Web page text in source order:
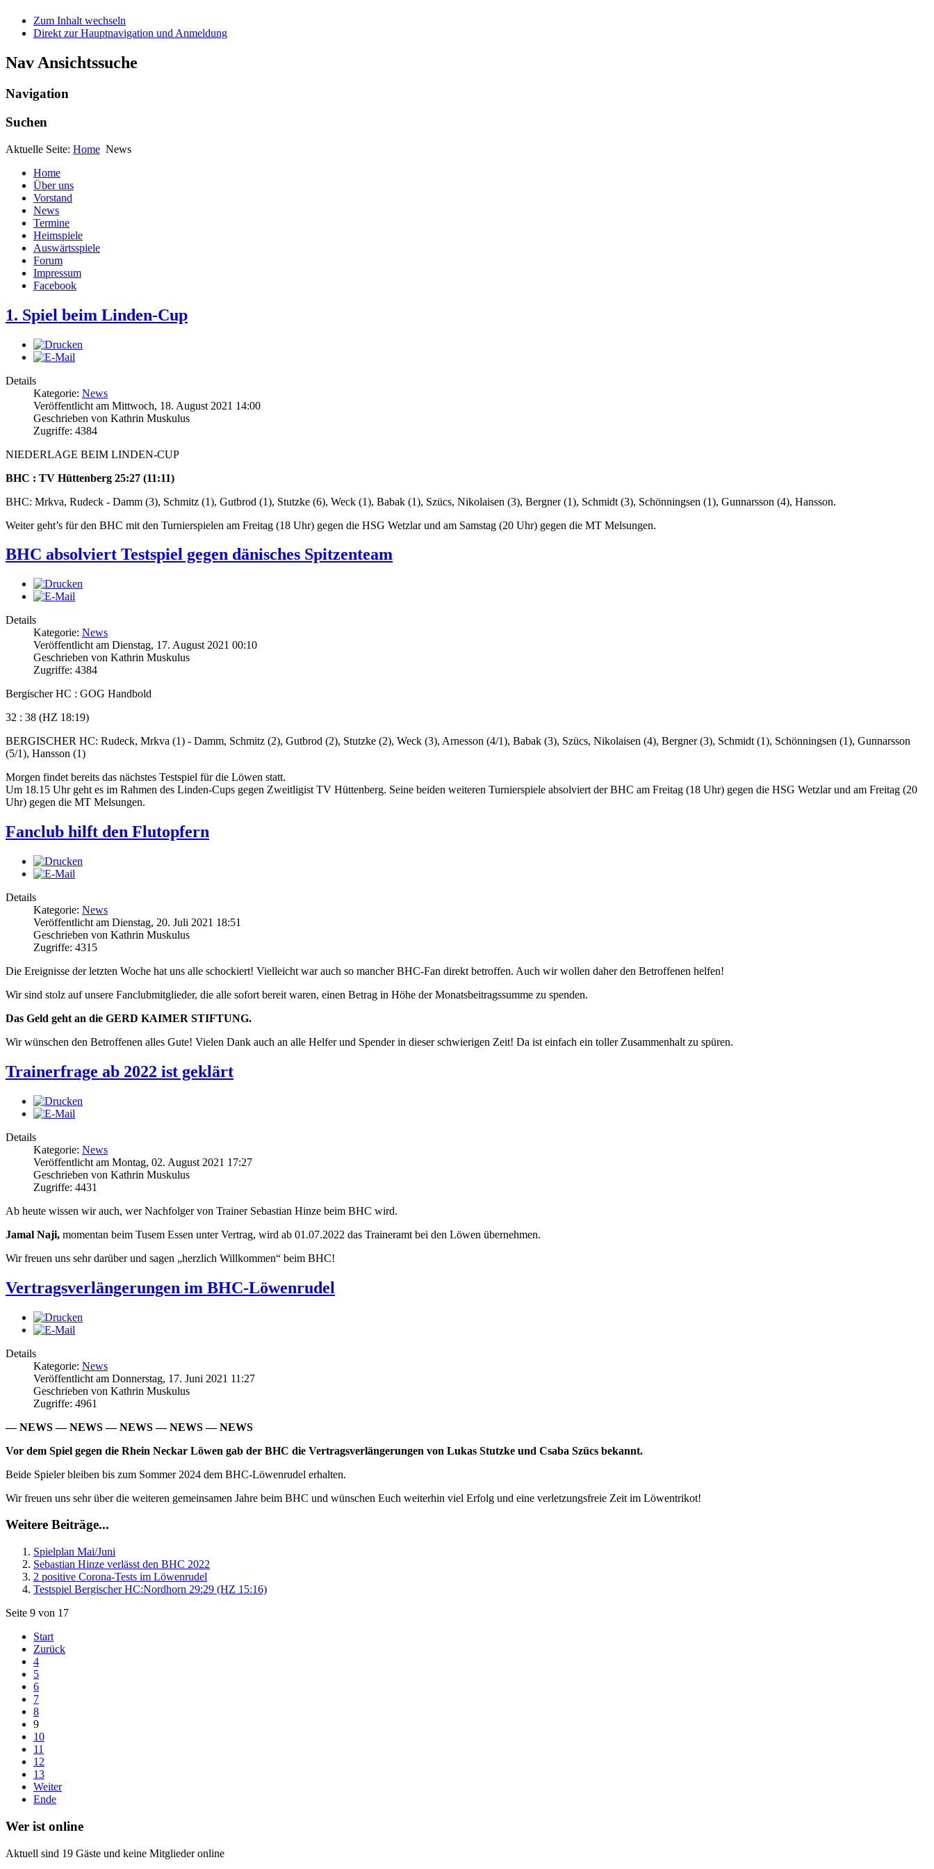
Zum Inhalt wechseln
Direkt zur Hauptnavigation und Anmeldung
Nav Ansichtssuche
Navigation
Suchen
Aktuelle Seite: Home News
Home
Über uns
Vorstand
News
Termine
Heimspiele
Auswärtsspiele
Forum
Impressum
Facebook
1. Spiel beim Linden-Cup
Details
Kategorie: News
Veröffentlicht am Mittwoch, 18. August 2021 14:00
Geschrieben von Kathrin Muskulus
Zugriffe: 4384
NIEDERLAGE BEIM LINDEN-CUP
BHC : TV Hüttenberg 25:27 (11:11)
BHC: Mrkva, Rudeck - Damm (3), Schmitz (1), Gutbrod (1), Stutzke (6), Weck (1), Babak (1), Szücs, Nikolaisen (3), Bergner (1), Schmidt (3), Schönningsen (1), Gunnarsson (4), Hansson.
Weiter geht’s für den BHC mit den Turnierspielen am Freitag (18 Uhr) gegen die HSG Wetzlar und am Samstag (20 Uhr) gegen die MT Melsungen.
BHC absolviert Testspiel gegen dänisches Spitzenteam
Details
Kategorie: News
Veröffentlicht am Dienstag, 17. August 2021 00:10
Geschrieben von Kathrin Muskulus
Zugriffe: 4384
Bergischer HC : GOG Handbold
32 : 38 (HZ 18:19)
BERGISCHER HC: Rudeck, Mrkva (1) - Damm, Schmitz (2), Gutbrod (2), Stutzke (2), Weck (3), Arnesson (4/1), Babak (3), Szücs, Nikolaisen (4), Bergner (3), Schmidt (1), Schönningsen (1), Gunnarsson
(5/1), Hansson (1)
Morgen findet bereits das nächstes Testspiel für die Löwen statt.
Um 18.15 Uhr geht es im Rahmen des Linden-Cups gegen Zweitligist TV Hüttenberg. Seine beiden weiteren Turnierspiele absolviert der BHC am Freitag (18 Uhr) gegen die HSG Wetzlar und am Freitag (20
Uhr) gegen die MT Melsungen.
Fanclub hilft den Flutopfern
Details
Kategorie: News
Veröffentlicht am Dienstag, 20. Juli 2021 18:51
Geschrieben von Kathrin Muskulus
Zugriffe: 4315
Die Ereignisse der letzten Woche hat uns alle schockiert! Vielleicht war auch so mancher BHC-Fan direkt betroffen. Auch wir wollen daher den Betroffenen helfen!
Wir sind stolz auf unsere Fanclubmitglieder, die alle sofort bereit waren, einen Betrag in Höhe der Monatsbeitragssumme zu spenden.
Das Geld geht an die GERD KAIMER STIFTUNG.
Wir wünschen den Betroffenen alles Gute! Vielen Dank auch an alle Helfer und Spender in dieser schwierigen Zeit! Da ist einfach ein toller Zusammenhalt zu spüren.
Trainerfrage ab 2022 ist geklärt
Details
Kategorie: News
Veröffentlicht am Montag, 02. August 2021 17:27
Geschrieben von Kathrin Muskulus
Zugriffe: 4431
Ab heute wissen wir auch, wer Nachfolger von Trainer Sebastian Hinze beim BHC wird.
Jamal Naji, momentan beim Tusem Essen unter Vertrag, wird ab 01.07.2022 das Traineramt bei den Löwen übernehmen.
Wir freuen uns sehr darüber und sagen „herzlich Willkommen“ beim BHC!
Vertragsverlängerungen im BHC-Löwenrudel
Details
Kategorie: News
Veröffentlicht am Donnerstag, 17. Juni 2021 11:27
Geschrieben von Kathrin Muskulus
Zugriffe: 4961
— NEWS — NEWS — NEWS — NEWS — NEWS
Vor dem Spiel gegen die Rhein Neckar Löwen gab der BHC die Vertragsverlängerungen von Lukas Stutzke und Csaba Szücs bekannt.
Beide Spieler bleiben bis zum Sommer 2024 dem BHC-Löwenrudel erhalten.
Wir freuen uns sehr über die weiteren gemeinsamen Jahre beim BHC und wünschen Euch weiterhin viel Erfolg und eine verletzungsfreie Zeit im Löwentrikot!
Weitere Beiträge...
Spielplan Mai/Juni
Sebastian Hinze verlässt den BHC 2022
2 positive Corona-Tests im Löwenrudel
Testspiel Bergischer HC:Nordhorn 29:29 (HZ 15:16)
Seite 9 von 17
Start
Zurück
4
5
6
7
8
9
10
11
12
13
Weiter
Ende
Wer ist online
Aktuell sind 19 Gäste und keine Mitglieder online